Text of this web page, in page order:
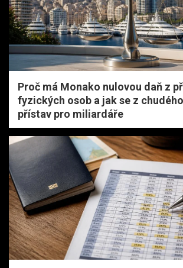
Proč má Monako nulovou daň z
fyzických osob a jak se z
přístav pro miliardáře